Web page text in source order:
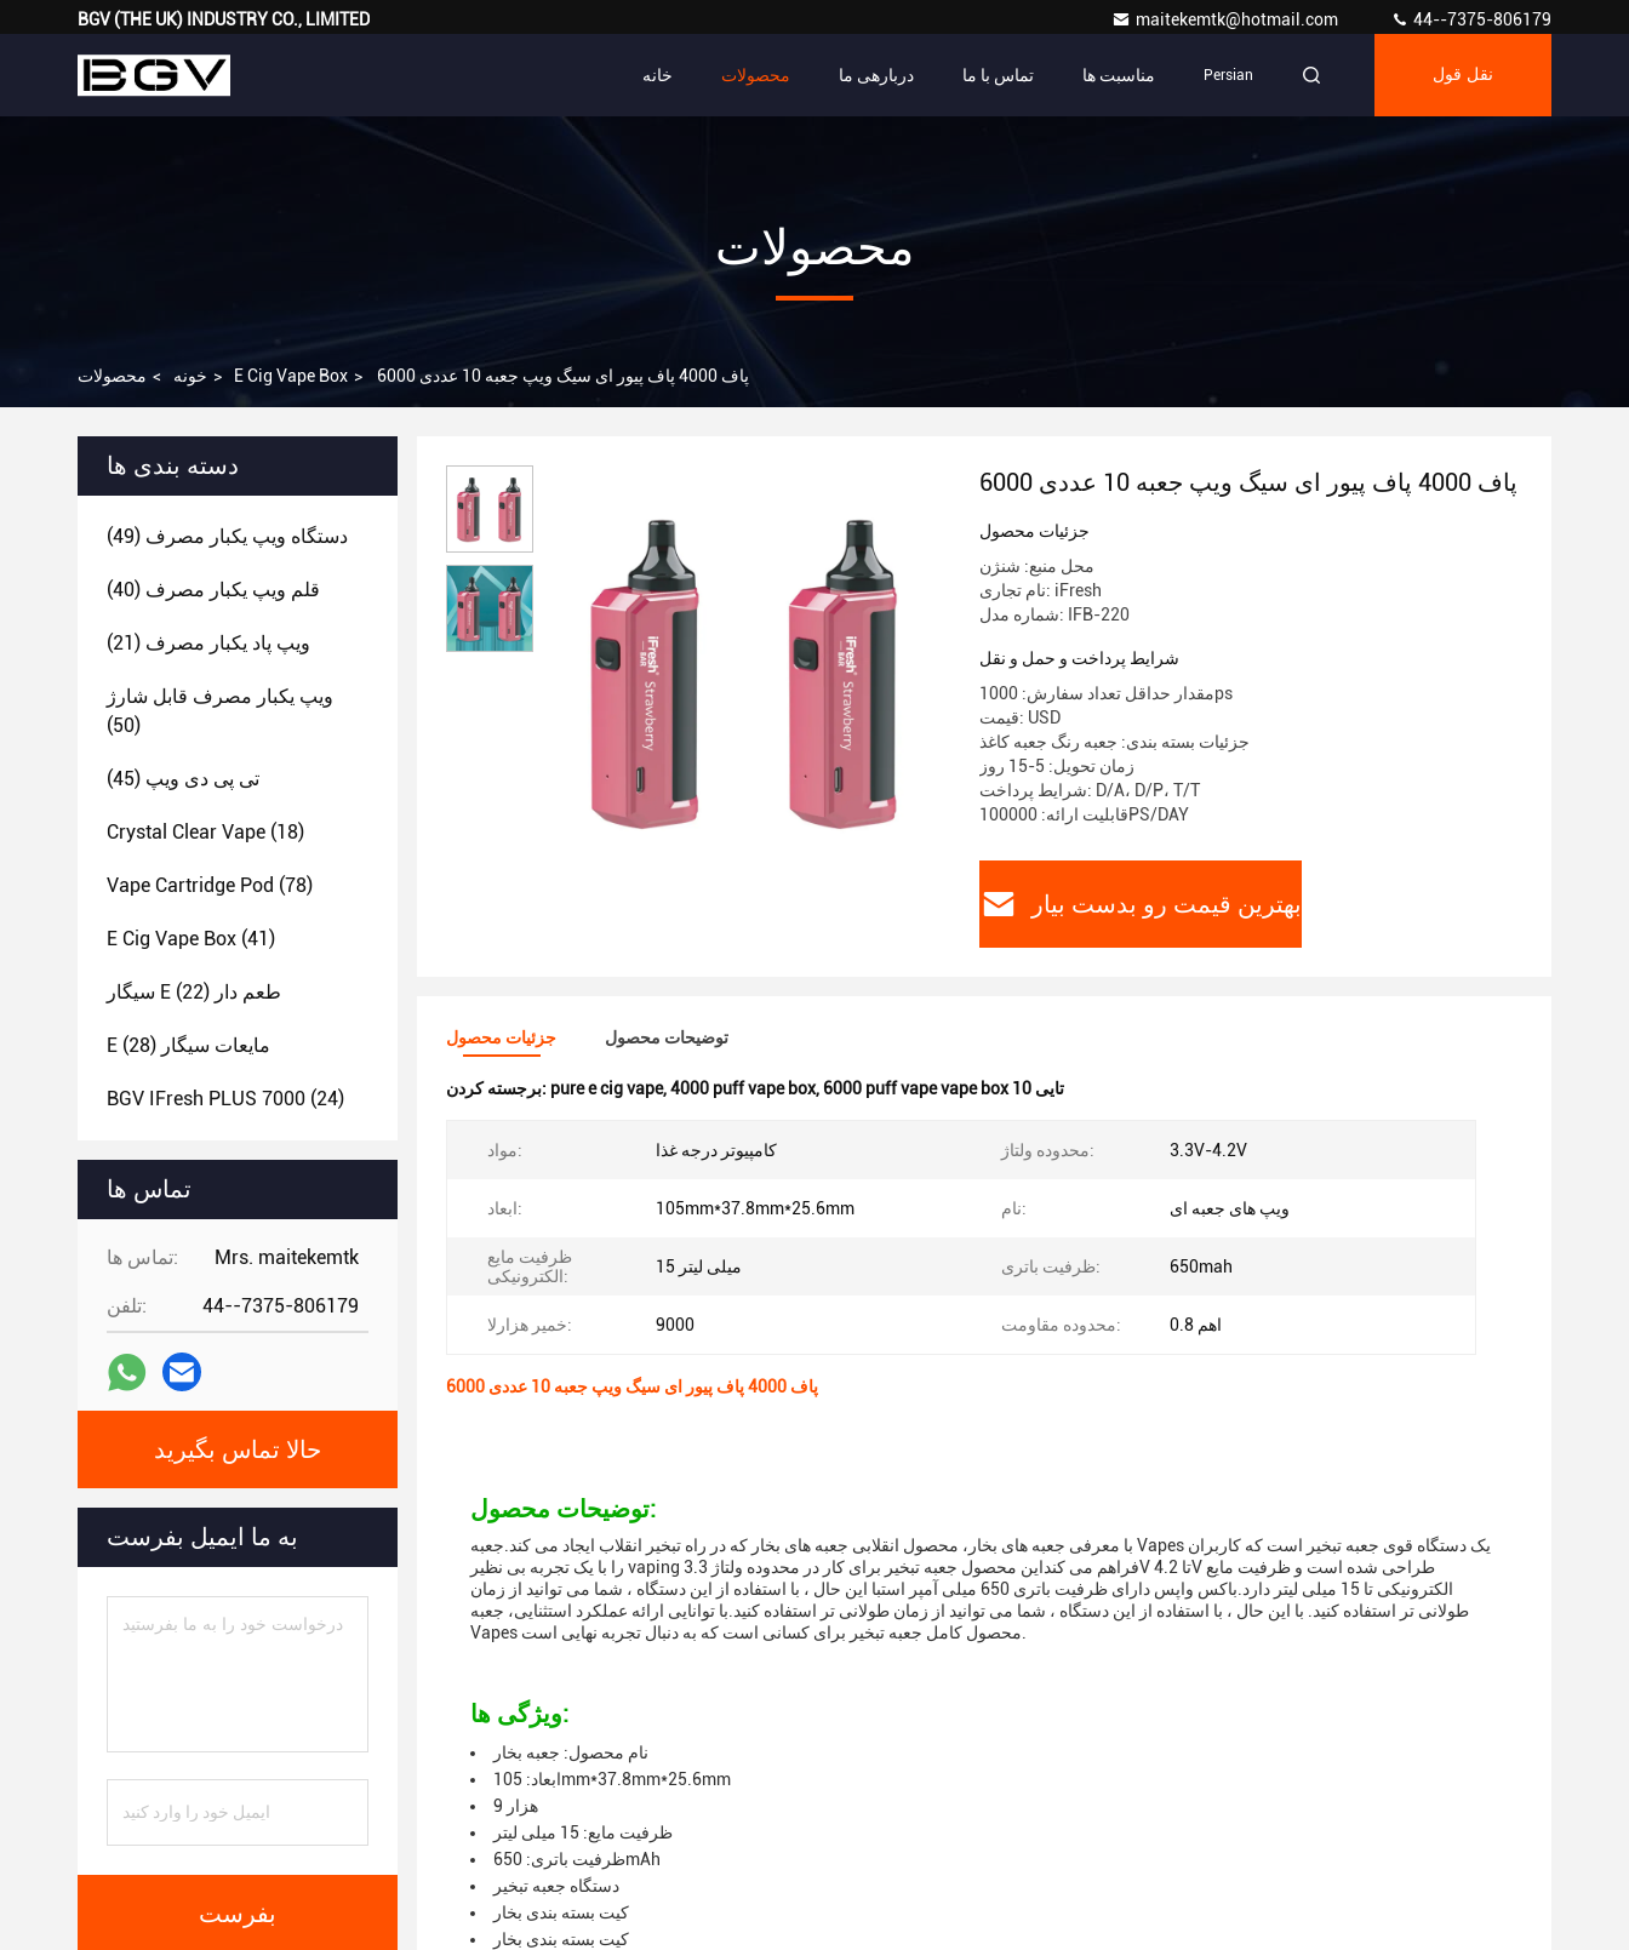
BGV (THE UK) INDUSTRY CO., LIMITED maitekemtk@hotmail.com 44--7375-806179
خانه محصولات دربارهی ما تماس با ما مناسبت ها Persian نقل قول
محصولات
خونه > محصولات > E Cig Vape Box > 6000 پاف 4000 پاف پیور ای سیگ ویپ جعبه 10 عددی
دسته بندی ها
دستگاه ویپ یکبار مصرف (49)
قلم ویپ یکبار مصرف (40)
ویپ پاد یکبار مصرف (21)
ویپ یکبار مصرف قابل شارژ
(50)
تی پی دی ویپ (45)
Crystal Clear Vape (18)
Vape Cartridge Pod (78)
E Cig Vape Box (41)
سیگار E طعم دار (22)
E مایعات سیگار (28)
BGV IFresh PLUS 7000 (24)
تماس ها
تماس ها: Mrs. maitekemtk
تلفن: 44--7375-806179
حالا تماس بگیرید
به ما ایمیل بفرست
بفرست
6000 پاف 4000 پاف پیور ای سیگ ویپ جعبه 10 عددی
جزئیات محصول
محل منبع: شنژن
نام تجاری: iFresh
شماره مدل: IFB-220
شرایط پرداخت و حمل و نقل
مقدار حداقل تعداد سفارش: 1000ps
قیمت: USD
جزئیات بسته بندی: جعبه رنگ جعبه کاغذ
زمان تحویل: 5-15 روز
شرایط پرداخت: D/A، D/P، T/T
قابلیت ارائه: 100000PS/DAY
بهترین قیمت رو بدست بیار
جزئیات محصول توضیحات محصول
برجسته کردن: pure e cig vape,4000 puff vape box, 6000 puff vape vape box 10 تایی
مواد: کامپیوتر درجه غذا محدوده ولتاژ: 3.3V-4.2V
ابعاد: 105mm*37.8mm*25.6mm نام: ویپ های جعبه ای
ظرفیت مایع
الکترونیکی:
15 میلی لیتر ظرفیت باتری: 650mah
خمیر هزارلا: 9000 محدوده مقاومت: 0.8 اهم
6000 پاف 4000 پاف پیور ای سیگ ویپ جعبه 10 عددی
توضیحات محصول:
با معرفی جعبه های بخار، محصول انقلابی جعبه های بخار که در راه تبخیر انقلاب ایجاد می کند.جعبه Vapes یک دستگاه قوی جعبه تبخیر است که کاربران
را با یک تجربه بی نظیر vaping فراهم می کنداین محصول جعبه تبخیر برای کار در محدوده ولتاژ 3.3V تا 4.2V طراحی شده است و ظرفیت مایع
الکترونیکی تا 15 میلی لیتر دارد.باکس واپس دارای ظرفیت باتری 650 میلی آمپر استبا این حال ، با استفاده از این دستگاه ، شما می توانید از زمان
طولانی تر استفاده کنید. با این حال ، با استفاده از این دستگاه ، شما می توانید از زمان طولانی تر استفاده کنید.با توانایی ارائه عملکرد استثنایی، جعبه
ویژگی ها:
نام محصول: جعبه بخار
ابعاد: 105mm*37.8mm*25.6mm
9 هزار
ظرفیت مایع: 15 میلی لیتر
ظرفیت باتری: 650mAh
دستگاه جعبه تبخیر
کیت بسته بندی بخار
کیت بسته بندی بخار